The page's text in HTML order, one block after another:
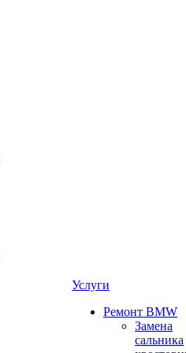
Услуги
Ремонт BMW
Замена
сальника